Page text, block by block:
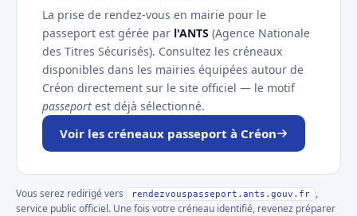
La prise de rendez-vous en mairie pour le
passeport est gérée par l'ANTS (Agence Nationale
des Titres Sécurisés). Consultez les créneaux
disponibles dans les mairies équipées autour de
Créon directement sur le site officiel — le motif
passeport est déjà sélectionné.
Voir les créneaux passeport à Créon
Vous serez redirigé vers rendezvouspasseport.ants.gouv.fr
,
service public officiel. Une fois votre créneau identifié, revenez préparer